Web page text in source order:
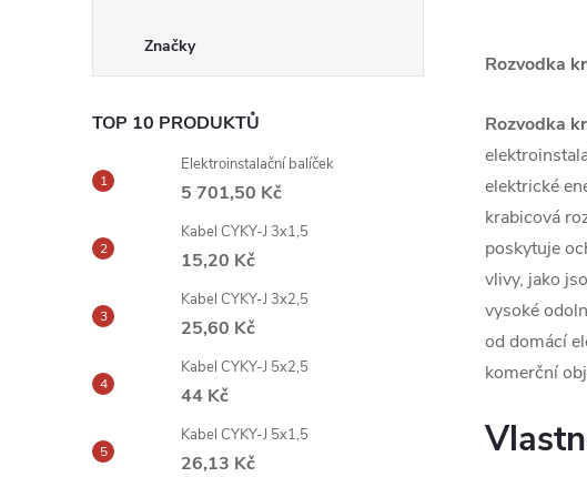
Značky
TOP 10 PRODUKTŮ
Elektroinstalační balíček
5 701,50 Kč
Kabel CYKY-J 3x1,5
15,20 Kč
Kabel CYKY-J 3x2,5
25,60 Kč
Kabel CYKY-J 5x2,5
44 Kč
Kabel CYKY-J 5x1,5
26,13 Kč
Rozvodka
Rozvodka
elektrické
krabicová
poskytuje
vlivy, jako
vysoké
od domácí
komerční